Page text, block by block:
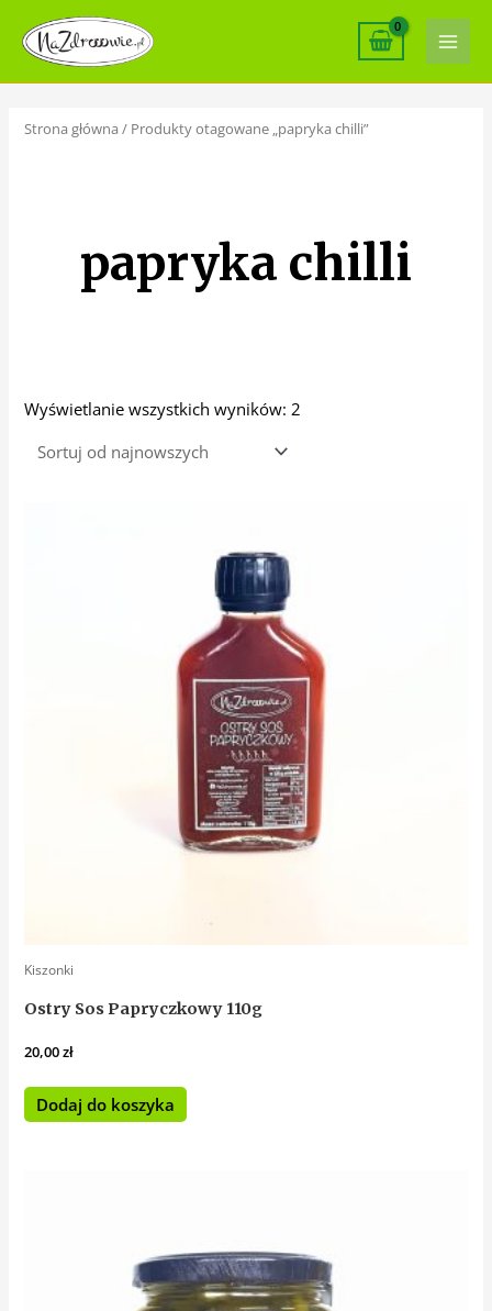
content
Main
Strona główna / Produkty otagowane „papryka chilli”
papryka chilli
Wyświetlanie wszystkich wyników: 2
Posortowane
najnowszych
Kiszonki
Ostry Sos Papryczkowy 110g
20,00zł
Dodaj do koszyka